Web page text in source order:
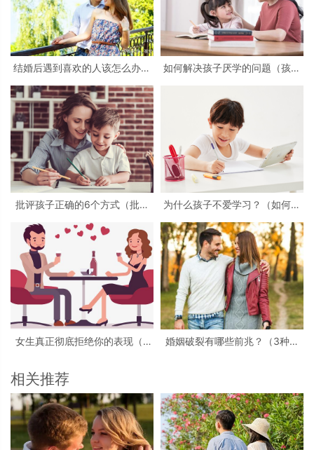
结婚后遇到喜欢的人该怎么办？
如何解决孩子厌学的问题（孩子
批评孩子正确的6个方式（批评
为什么孩子不爱学习？（如何改
女生真正彻底拒绝你的表现（5
婚姻破裂有哪些前兆？（3种情
相关推荐